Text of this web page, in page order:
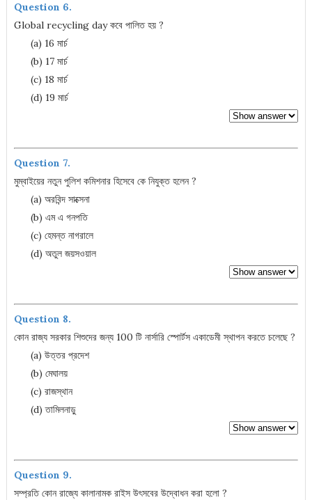
Question 6.
Global recycling day কবে পালিত হয় ?
(a) 16 মার্চ
(b) 17 মার্চ
(c) 18 মার্চ
(d) 19 মার্চ
Question 7.
মুম্বাইয়ের নতুন পুলিশ কমিশনার হিসেবে কে নিযুক্ত হলেন ?
(a) অরবিন্দ সাক্সেনা
(b) এম এ গনপতি
(c) হেমন্ত নাগরালে
(d) অতুল জয়সওয়াল
Question 8.
কোন রাজ্য সরকার শিশুদের জন্য 100 টি নার্সারি স্পোর্টস একাডেমী স্থাপন করতে চলেছে ?
(a) উত্তর প্রদেশ
(b) মেঘালয়
(c) রাজস্থান
(d) তামিলনাড়ু
Question 9.
সম্প্রতি কোন রাজ্যে কালানামক রাইস উৎসবের উদ্বোধন করা হলো ?